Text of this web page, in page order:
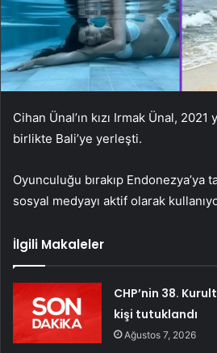
Cihan Ünal’ın kızı Irmak Ünal, 2021
birlikte Bali’ye yerleşti.
Oyunculuğu bırakıp Endonezya’ya
sosyal medyayı aktif olarak
İlgili Makaleler
CHP’nin 38.
kişi tutuklandı
Ağustos 7, 2026